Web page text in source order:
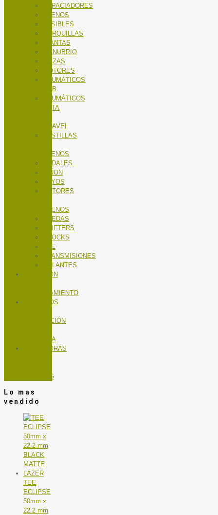
ESPACIADORES
FRENOS
FUSIBLES
HORQUILLAS
LLANTAS
MANUBRIO
MAZAS
MOTORES
NEUMÁTICOS
MTB
NEUMÁTICOS
RUTA
GRAVEL
PASTILLAS
FRENOS
PEDALES
PIÑON
RAYOS
ROTORES
FRENOS
RUEDAS
SHIFTERS
SHOCKS
TEE
TRANSMISIONES
VOLANTES
NUTRICIÓN
ENTRENAMIENTO
SERVICIOS
MANTENCIÓN
BICICLETA
TROTADORAS
SPINNING
Lo mas
vendido
TEE
ECLIPSE
50mm x
22.2 mm